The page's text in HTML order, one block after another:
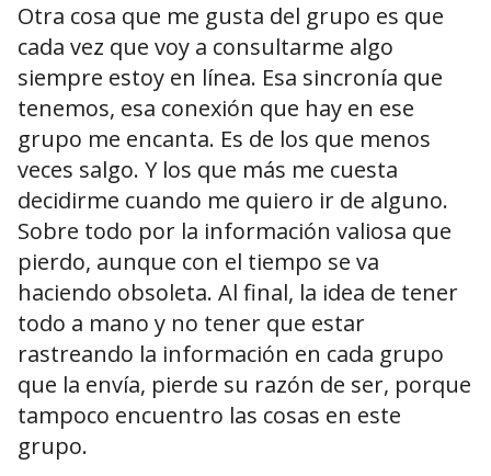
Otra cosa que me gusta del grupo es que
cada vez que voy a consultarme algo
siempre estoy en línea. Esa sincronía que
tenemos, esa conexión que hay en ese
grupo me encanta. Es de los que menos
veces salgo. Y los que más me cuesta
decidirme cuando me quiero ir de alguno.
Sobre todo por la información valiosa que
pierdo, aunque con el tiempo se va
haciendo obsoleta. Al final, la idea de tener
todo a mano y no tener que estar
rastreando la información en cada grupo
que la envía, pierde su razón de ser, porque
tampoco encuentro las cosas en este
grupo.